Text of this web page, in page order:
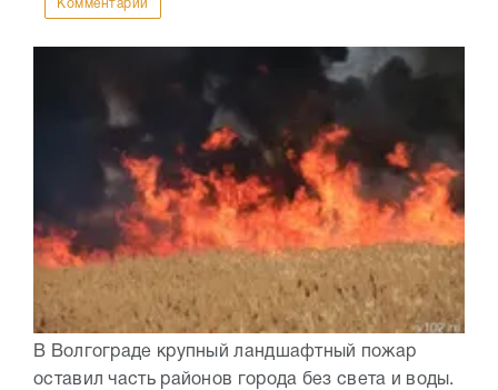
Комментарии
В Волгограде крупный ландшафтный пожар
оставил часть районов города без света и воды.